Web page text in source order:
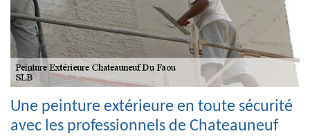
Une peinture extérieure en toute sécurité
avec les professionnels de Chateauneuf